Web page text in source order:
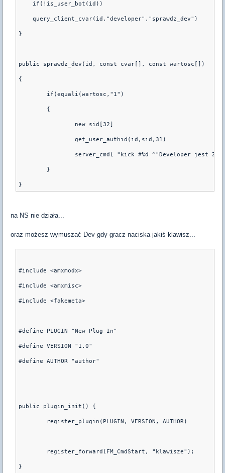
    if(!is_user_bot(id))
    query_client_cvar(id,"developer","sprawdz_dev")
}
public sprawdz_dev(id, const cvar[], const wartosc[])
{
	if(equali(wartosc,"1")
	{
		new sid[32]
		get_user_authid(id,sid,31)
server_cmd( "kick #%d ^"Developer jest
	}
na NS nie działa...
oraz możesz wymuszać Dev gdy gracz naciska jakiś klawisz...
#include <amxmodx>
#include <amxmisc>
#include <fakemeta>
#define PLUGIN "New Plug-In"
#define VERSION "1.0"
#define AUTHOR "author"
public plugin_init() {
	register_plugin(PLUGIN, VERSION, AUTHOR)
	register_forward(FM_CmdStart, "klawisze");
}